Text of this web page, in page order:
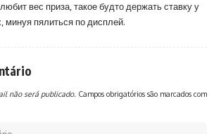
вес приза, такое будто держать ставку у
минуя пялиться по дисплей.
não será publicado. Campos obrigatórios são marcados com